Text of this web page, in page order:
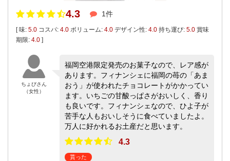
4.3 1件
[ 味: 5.0 コスパ: 4.0 ボリューム: 4.0 デザイン性: 4.0 持ち運び: 5.0 賞味
期限: 4.0 ]
ちょびさん
（女性）
福岡空港限定発売のお菓子なので、レア感が
あります。フィナンシェに福岡の苺の「あま
おう」が使われたチョコレートがかかってい
ます。いちごの甘酸っぱさがおいしく、香り
も良いです。フィナンシェなので、ひよ子が
苦手な人もおいしそうに食べていましたよ。
万人に好かれるお土産だと思います。
4.3
貰った